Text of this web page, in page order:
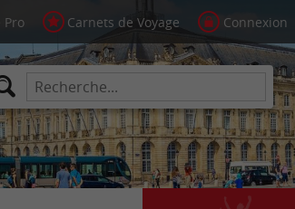
Pro Carnets de Voyage Connexion